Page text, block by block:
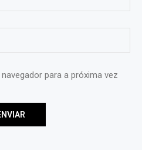
para a próxima vez